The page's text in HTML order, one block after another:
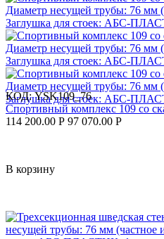
КОД: YSK109_76
Спортивный комплекс 109 со
114 200.00 Р 97 070.00 Р
В корзину